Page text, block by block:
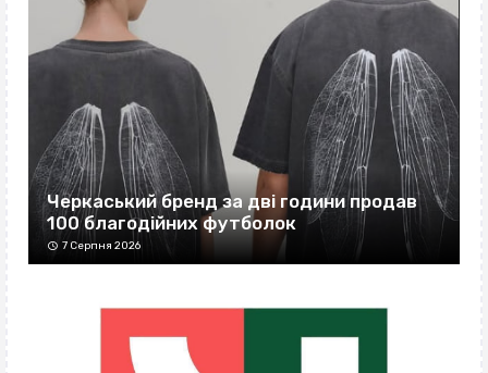
Черкаський бренд за дві години продав
100 благодійних футболок
7 Серпня 2026